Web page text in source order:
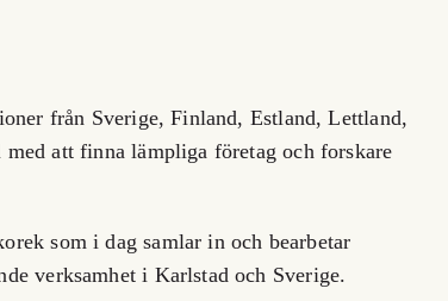
från Sverige, Finland, Estland, Lettland,
att finna lämpliga företag och forskare
som i dag samlar in och bearbetar
verksamhet i Karlstad och Sverige.